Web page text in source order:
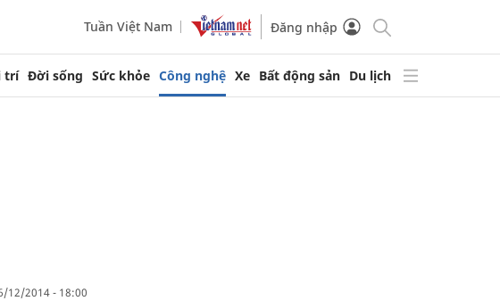
Tuần Việt Nam Đăng nhập
trí Đời sống Sức khỏe Công nghệ Xe Bất động sản Du lịch
12/2014 - 18:00